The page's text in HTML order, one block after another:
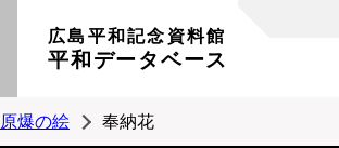
広島平和記念資料館
平和データベース
原爆の絵 奉納花